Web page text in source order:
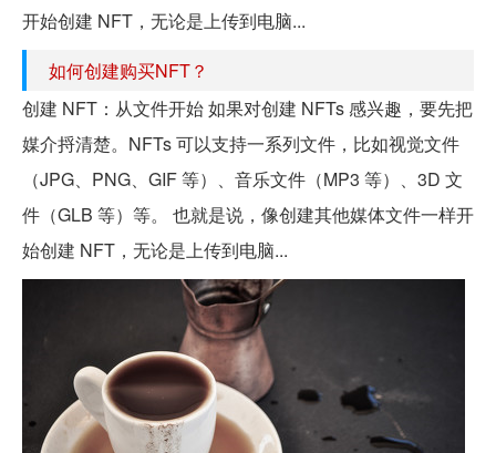
开始创建 NFT，无论是上传到电脑...
如何创建购买NFT？
创建 NFT：从文件开始 如果对创建 NFTs 感兴趣，要先把
媒介捋清楚。NFTs 可以支持一系列文件，比如视觉文件
（JPG、PNG、GIF 等）、音乐文件（MP3 等）、3D 文
件（GLB 等）等。 也就是说，像创建其他媒体文件一样开
始创建 NFT，无论是上传到电脑...